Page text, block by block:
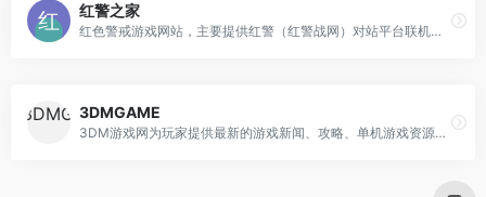
红警之家
红色警戒游戏网站，主要提供红警（红警战网）对站平台联机版本下载，适配目前市场上的主流系统：win7、win8、win10和win11等PC操作系统，让你能够流利的玩转红色警戒游戏。
3DMGAME
3DM游戏网为玩家提供最新的游戏新闻、攻略、单机游戏资源、汉化资源、游戏补丁、游戏论坛等，经过多年努力已成为游戏玩家首要选择的游戏资讯、游戏资源网站。